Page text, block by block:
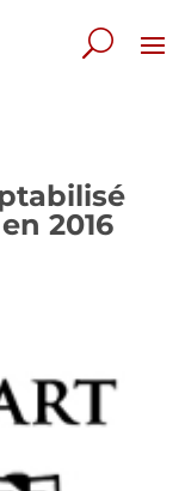
2016